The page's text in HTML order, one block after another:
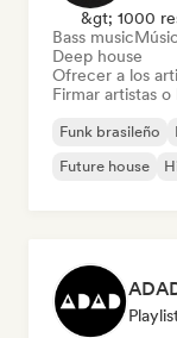
&gt; 1000
Bass music
Deep house
Ofrecer a los
Firmar artistas o
Funk brasileño
Future house